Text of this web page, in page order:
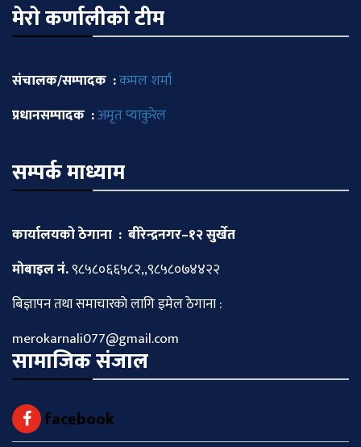
मेराे कर्णालीकाे टीम
संचालक/सम्पादक :कमल शर्मा
प्रधानसम्पादक :अमृत प्याकुरेल
सम्पर्क माध्याम
कार्यालयको ठेगाना : बीरेन्द्रनगर–१२ सुर्खेत
माेबाइल नं.९८५८०६६५८२,,९८५८०७४४२२
बिज्ञापन तथा समाचारकाे लागि इमेल ठेगाना :
merokarnali077@gmail.com
सामाजिक संजाल
facebook